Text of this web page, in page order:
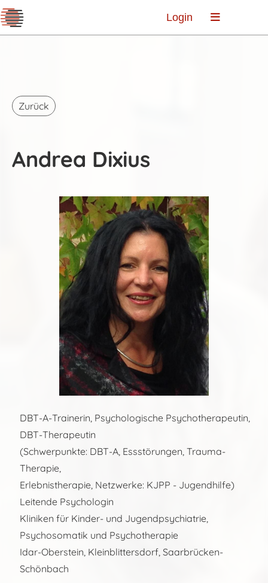
Login
Zurück
Andrea Dixius
DBT-A-Trainerin, Psychologische Psychotherapeutin,
DBT-Therapeutin
(Schwerpunkte: DBT-A, Essstörungen, Trauma-
Therapie,
Erlebnistherapie, Netzwerke: KJPP - Jugendhilfe)
Leitende Psychologin
Kliniken für Kinder- und Jugendpsychiatrie,
Psychosomatik und Psychotherapie
Idar-Oberstein, Kleinblittersdorf, Saarbrücken-
Schönbach